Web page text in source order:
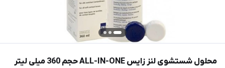
محلول شستشوی لنز زایس ALL-IN-ONE حجم 360 میلی لیتر